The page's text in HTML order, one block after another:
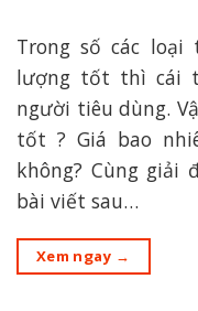
Trong số các
lượng tốt thì cái
người tiêu dùng.
tốt ? Giá bao
không? Cùng giải
bài viết sau…
Xem ngay →